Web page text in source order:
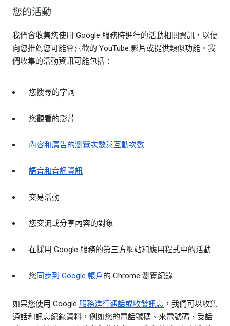
您的活動
我們會收集您使用 Google 服務時進行的活動相關資訊，以便
向您推薦您可能會喜歡的 YouTube 影片或提供類似功能。我
們收集的活動資訊可能包括：
您搜尋的字詞
您觀看的影片
內容和廣告的瀏覽次數與互動次數
語音和音訊資訊
交易活動
您交流或分享內容的對象
在採用 Google 服務的第三方網站和應用程式中的活動
您同步到 Google 帳戶的 Chrome 瀏覽紀錄
如果您使用 Google 服務進行通話或收發訊息 ，我們可以收集
通話和訊息紀錄資料，例如您的電話號碼、來電號碼、受話